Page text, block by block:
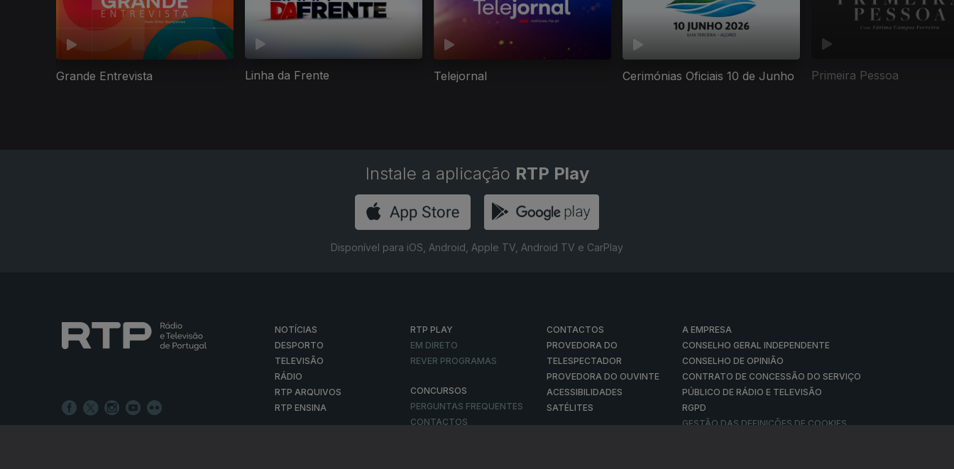
Grande Entrevista Linha da Frente Telejornal Cerimónias Oficiais 10 de Junho Primeira Pessoa
Instale a aplicação RTP Play
Disponível para iOS, Android, Apple TV, Android TV e CarPlay
NOTÍCIAS
DESPORTO
TELEVISÃO
RÁDIO
RTP ARQUIVOS
RTP ENSINA
RTP PLAY
EM DIRETO
REVER PROGRAMAS
CONCURSOS
PERGUNTAS FREQUENTES
CONTACTOS
CONTACTOS
PROVEDORA DO
TELESPECTADOR
PROVEDORA DO OUVINTE
ACESSIBILIDADES
SATÉLITES
A EMPRESA
CONSELHO GERAL INDEPENDENTE
CONSELHO DE OPINIÃO
CONTRATO DE CONCESSÃO DO SERVIÇO
PÚBLICO DE RÁDIO E TELEVISÃO
RGPD
GESTÃO DAS DEFINIÇÕES DE COOKIES